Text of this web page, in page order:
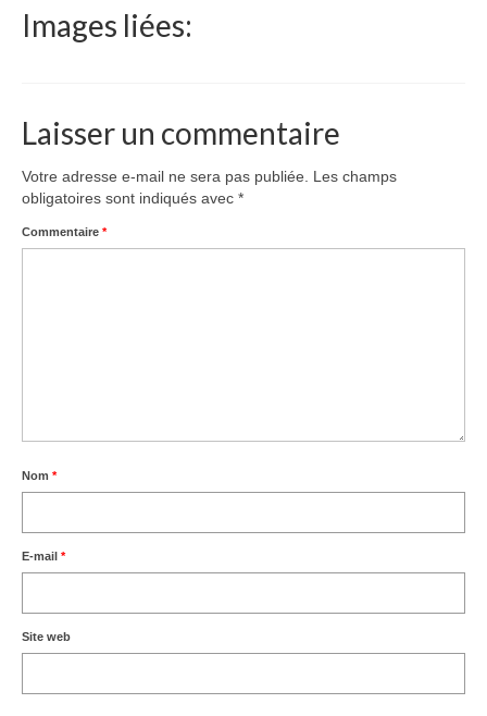
Nous contacter
Images liées:
Laisser un commentaire
Votre adresse e-mail ne sera pas publiée.
Les champs
obligatoires sont indiqués avec *
Commentaire *
Nom *
E-mail *
Site web